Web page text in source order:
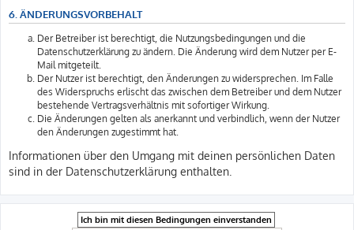
6. ÄNDERUNGSVORBEHALT
Der Betreiber ist berechtigt, die Nutzungsbedingungen und die
Datenschutzerklärung zu ändern. Die Änderung wird dem Nutzer per E-
Mail mitgeteilt.
Der Nutzer ist berechtigt, den Änderungen zu widersprechen. Im Falle
des Widerspruchs erlischt das zwischen dem Betreiber und dem Nutzer
bestehende Vertragsverhältnis mit sofortiger Wirkung.
Die Änderungen gelten als anerkannt und verbindlich, wenn der Nutzer
den Änderungen zugestimmt hat.
Informationen über den Umgang mit deinen persönlichen Daten
sind in der Datenschutzerklärung enthalten.